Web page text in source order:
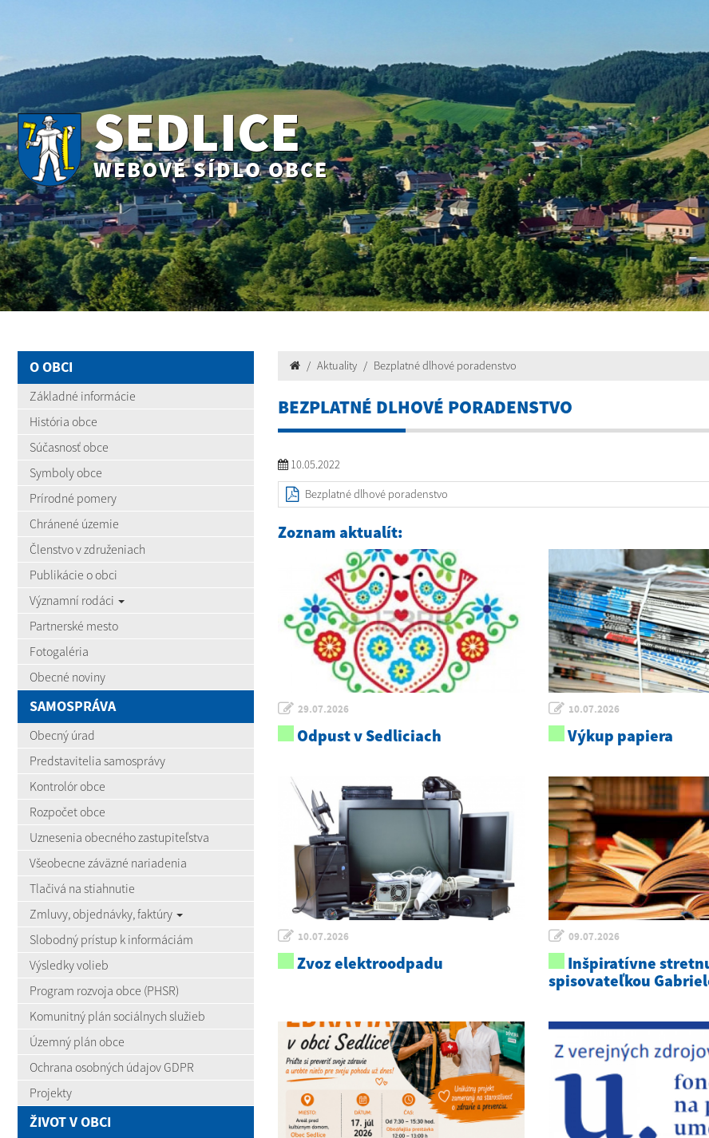
SEDLICE
WEBOVÉ SÍDLO OBCE
O OBCI
Základné informácie
História obce
Súčasnosť obce
Symboly obce
Prírodné pomery
Chránené územie
Členstvo v združeniach
Publikácie o obci
Významní rodáci
Partnerské mesto
Fotogaléria
Obecné noviny
SAMOSPRÁVA
Obecný úrad
Predstavitelia samosprávy
Kontrolór obce
Rozpočet obce
Uznesenia obecného zastupiteľstva
Všeobecne záväzné nariadenia
Tlačivá na stiahnutie
Zmluvy, objednávky, faktúry
Slobodný prístup k informáciám
Výsledky volieb
Program rozvoja obce (PHSR)
Komunitný plán sociálnych služieb
Územný plán obce
Ochrana osobných údajov GDPR
Projekty
ŽIVOT V OBCI
Aktuality Bezplatné dlhové poradenstvo
BEZPLATNÉ DLHOVÉ PORADENSTVO
10.05.2022
Bezplatné dlhové poradenstvo
Zoznam aktualít:
29.07.2026
Odpust v Sedliciach
10.07.2026
Výkup papiera
10.07.2026
Zvoz elektroodpadu
09.07.2026
Inšpiratívne
spisovateľkou